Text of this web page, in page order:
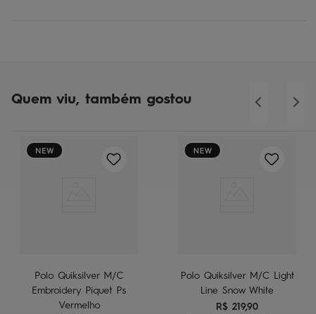
Quem viu, também gostou
NEW
Polo Quiksilver M/C
Embroidery Piquet Ps
Vermelho
NEW
Polo Quiksilver M/C Light
Line Snow White
R$ 219,90